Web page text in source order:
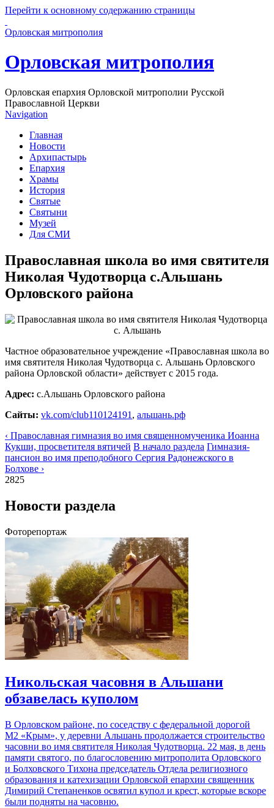
Перейти к основному содержанию страницы
Орловская митрополия
Орловская митрополия
Орловская епархия Орловской митрополии Русской
Православной Церкви
Navigation
Главная
Новости
Архипастырь
Епархия
Храмы
История
Святые
Святыни
Музей
Для СМИ
Православная школа во имя святителя
Николая Чудотворца с.Альшань
Орловского района
Частное образовательное учреждение «Православная школа во
имя святителя Николая Чудотворца с. Альшань Орловского
района Орловской области» действует с 2015 года.
Адрес: с.Альшань Орловского района
Сайты: vk.com/club110124191 , альшань.рф
‹ Православная гимназия во имя священномученика Иоанна
Кукши, просветителя вятичей В начало раздела Гимназия-
пансион во имя преподобного Сергия Радонежского в
Болхове ›
2825
Новости раздела
Фоторепортаж
Никольская часовня в Альшани
обзавелась куполом
В Орловском районе, по соседству с федеральной дорогой
М2 «Крым», у деревни Альшань продолжается строительство
часовни во имя святителя Николая Чудотворца. 22 мая, в день
памяти святого, по благословению митрополита Орловского
и Болховского Тихона председатель Отдела религиозного
образования и катехизации Орловской епархии священник
Димирий Степаненков освятил купол и крест, которые вскоре
были подняты на часовню.